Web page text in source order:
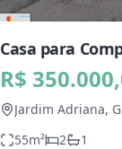
Casa para
Guarulhos - SP
R$
Jardim Adriana,
55m² 2 1